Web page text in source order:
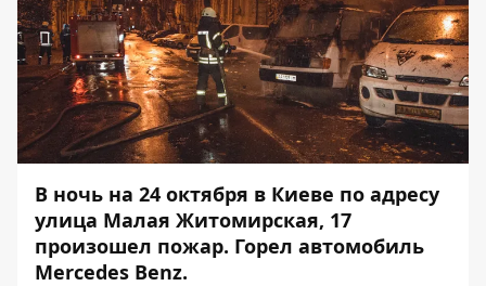
В ночь на 24 октября в Киеве по адресу
улица Малая Житомирская, 17
произошел пожар. Горел автомобиль
Mercedes Benz.